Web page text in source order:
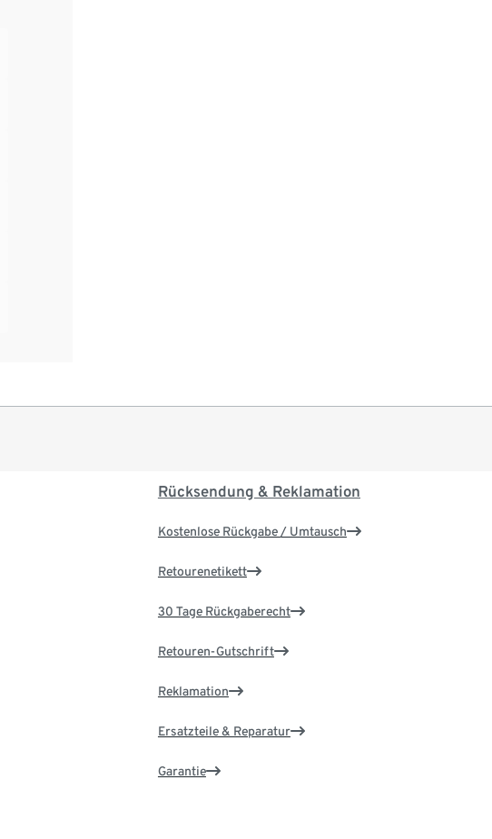
Rücksendung & Reklamation
Kostenlose Rückgabe / Umtausch
Retourenetikett
30 Tage Rückgaberecht
Retouren-Gutschrift
Reklamation
Ersatzteile & Reparatur
Garantie